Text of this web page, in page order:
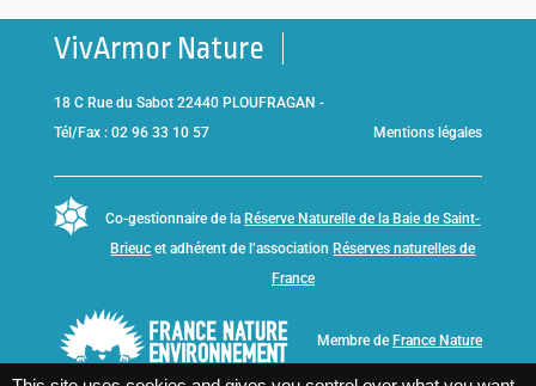
VivArmor Nature
18 C Rue du Sabot 22440 PLOUFRAGAN -
Tél/Fax : 02 96 33 10 57
Mentions légales
Co-gestionnaire de laRéserve Naturelle de la Baie de Saint-
Brieuc et adhérent de l’associationRéserves naturelles de
France
Membre de France Nature